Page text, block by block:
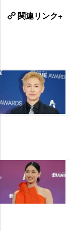
関連リンク+